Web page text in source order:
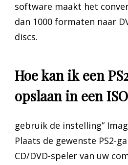
software maakt het
dan 1000 formaten naar
discs.
Hoe kan ik een
opslaan in een
gebruik de instelling”
Plaats de gewenste PS2-
CD/DVD-speler van uw